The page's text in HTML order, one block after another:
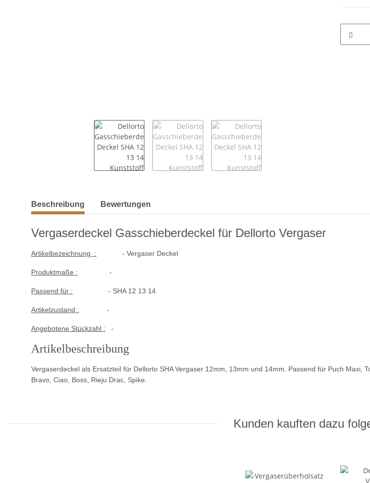
weitere Registerkarten anzeigen
Beschreibung Bewertungen
Vergaserdeckel Gasschieberdeckel für Dellorto Vergaser
Artikelbezeichnung : - Vergaser Deckel
Produktmaße : -
Passend für : - SHA 12 13 14
Artikelzustand : -
Angebotene Stückzahl : -
Artikelbeschreibung
Vergaserdeckel als Ersatzteil für Dellorto SHA Vergaser 12mm, 13mm und 14mm. Passend für Puch Maxi,
Bravo, Ciao, Boss, Rieju Drac, Spike.
Kunden kauften dazu